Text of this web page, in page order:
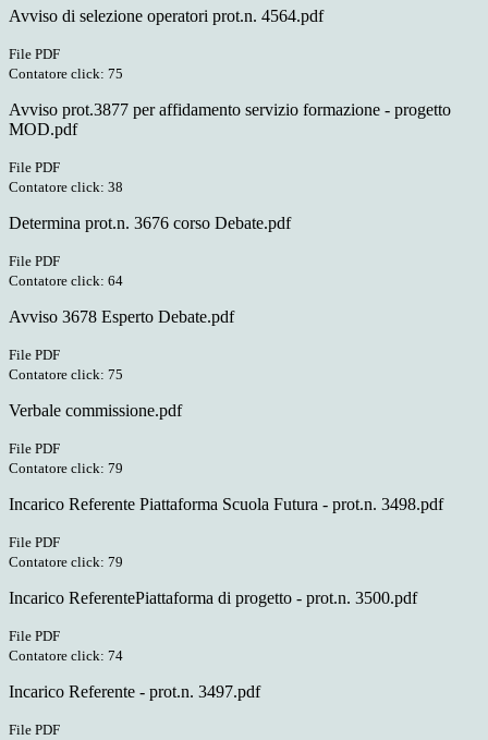
Avviso di selezione operatori prot.n. 4564.pdf
File PDF
Contatore click: 75
Avviso prot.3877 per affidamento servizio formazione - progetto
MOD.pdf
File PDF
Contatore click: 38
Determina prot.n. 3676 corso Debate.pdf
File PDF
Contatore click: 64
Avviso 3678 Esperto Debate.pdf
File PDF
Contatore click: 75
Verbale commissione.pdf
File PDF
Contatore click: 79
Incarico Referente Piattaforma Scuola Futura - prot.n. 3498.pdf
File PDF
Contatore click: 79
Incarico ReferentePiattaforma di progetto - prot.n. 3500.pdf
File PDF
Contatore click: 74
Incarico Referente - prot.n. 3497.pdf
File PDF